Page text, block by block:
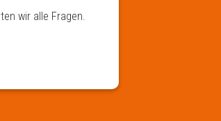
wir alle Fragen.